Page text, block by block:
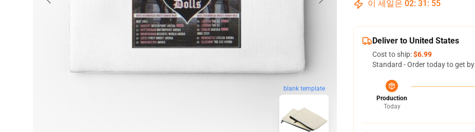
blank template
이 세일은 02: 31 : 54
Deliver to United States
Cost to ship:$6.99
Standard - Order today to get by
Production
Today